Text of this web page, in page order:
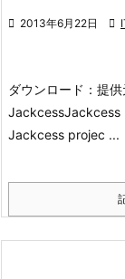
 2013年6月22日 
ダウンロード： 提供
JackcessJackcess
Jackcess projec ...